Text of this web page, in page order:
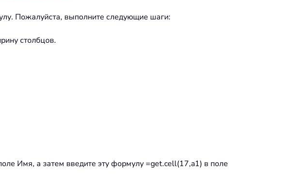
Пожалуйста, выполните следующие шаги:
столбцов.
Имя, а затем введите эту формулу =get.cell(17,a1) в поле